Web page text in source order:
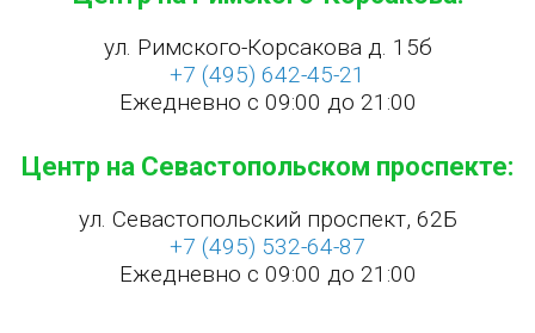
ул. Римского-Корсакова д. 15б
+7 (495) 642-45-21
Ежедневно с 09:00 до 21:00
Центр на Севастопольском проспекте:
ул. Севастопольский проспект, 62Б
+7 (495) 532-64-87
Ежедневно с 09:00 до 21:00